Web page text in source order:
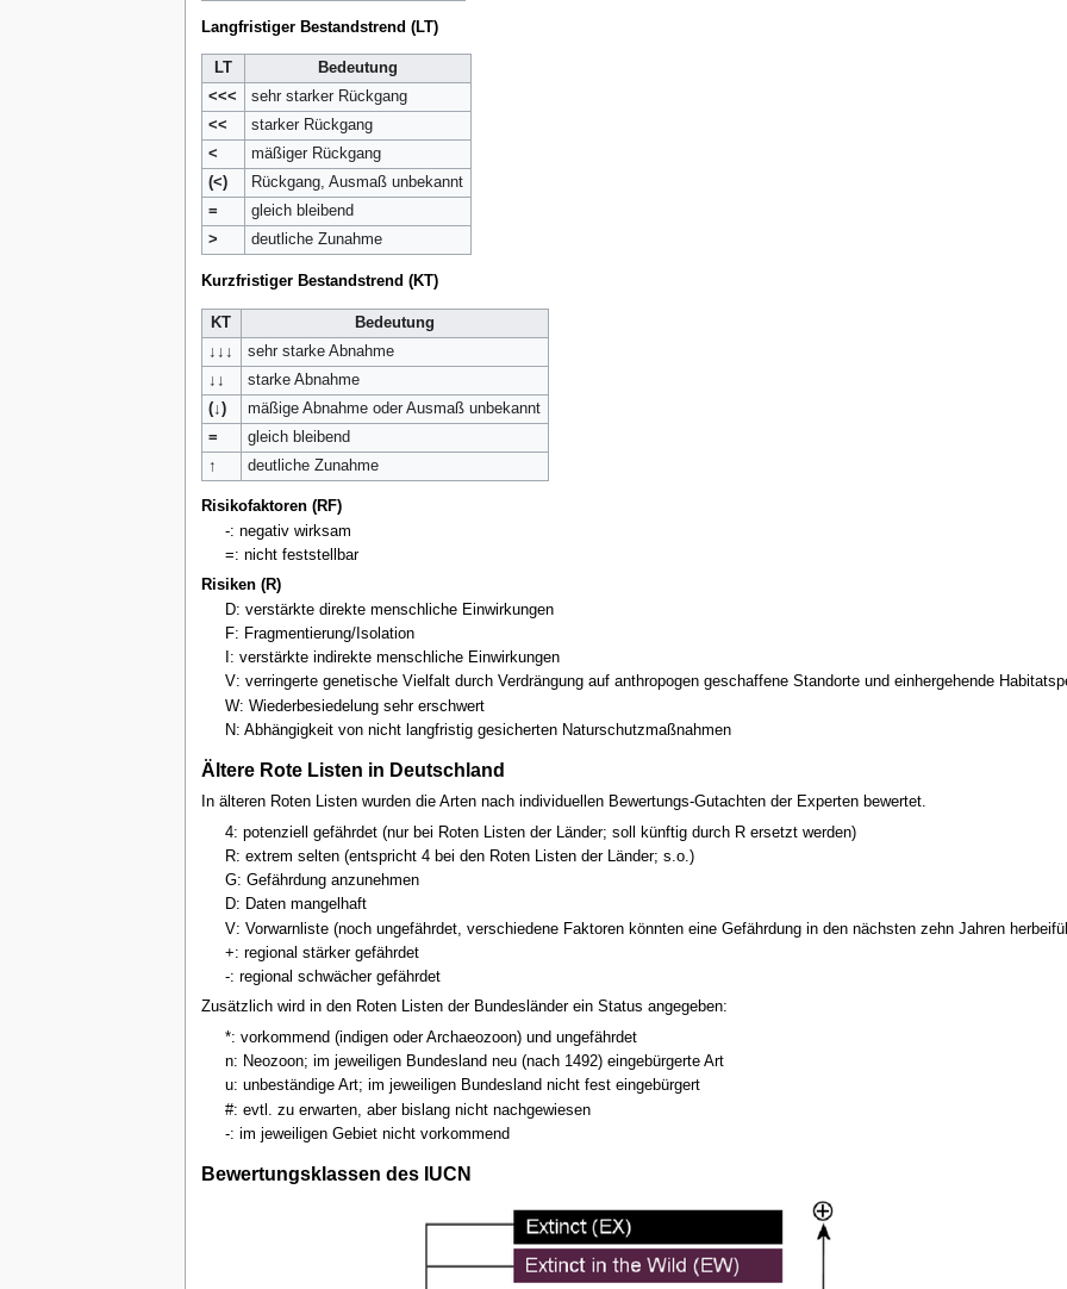
Langfristiger Bestandstrend (LT)
LT
Bedeutung
<<<
sehr starker Rückgang
<<
starker Rückgang
<
mäßiger Rückgang
(<)
Rückgang, Ausmaß unbekannt
=
gleich bleibend
>
deutliche Zunahme
Kurzfristiger Bestandstrend (KT)
KT
Bedeutung
↓↓↓
sehr starke Abnahme
↓↓
starke Abnahme
(↓)
mäßige Abnahme oder Ausmaß unbekannt
=
gleich bleibend
↑
deutliche Zunahme
Risikofaktoren (RF)
-: negativ wirksam
=: nicht feststellbar
Risiken (R)
D: verstärkte direkte menschliche Einwirkungen
F: Fragmentierung/Isolation
I: verstärkte indirekte menschliche Einwirkungen
V: verringerte genetische Vielfalt durch Verdrängung auf anthropogen geschaffene Standorte und einhergehende
W: Wiederbesiedelung sehr erschwert
N: Abhängigkeit von nicht langfristig gesicherten Naturschutzmaßnahmen
Ältere Rote Listen in Deutschland
In älteren Roten Listen wurden die Arten nach individuellen Bewertungs-Gutachten der Experten bewertet.
4: potenziell gefährdet (nur bei Roten Listen der Länder; soll künftig durch R ersetzt werden)
R: extrem selten (entspricht 4 bei den Roten Listen der Länder; s.o.)
G: Gefährdung anzunehmen
D: Daten mangelhaft
V: Vorwarnliste (noch ungefährdet, verschiedene Faktoren könnten eine Gefährdung in den nächsten zehn Jahren
+: regional stärker gefährdet
-: regional schwächer gefährdet
Zusätzlich wird in den Roten Listen der Bundesländer ein Status angegeben:
*: vorkommend (indigen oder Archaeozoon) und ungefährdet
n: Neozoon; im jeweiligen Bundesland neu (nach 1492) eingebürgerte Art
u: unbeständige Art; im jeweiligen Bundesland nicht fest eingebürgert
#: evtl. zu erwarten, aber bislang nicht nachgewiesen
-: im jeweiligen Gebiet nicht vorkommend
Bewertungsklassen des IUCN